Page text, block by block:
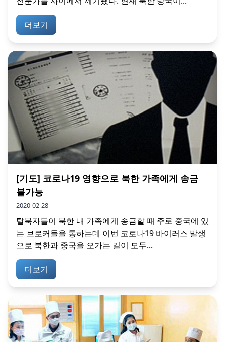
더보기
[기도] 코로나19 영향으로 북한 가족에게 송금
불가능
2020-02-28
탈북자들이 북한 내 가족에게 송금할 때 주로 중국에 있
는 브로커들을 통하는데 이번 코로나19 바이러스 발생
으로 북한과 중국을 오가는 길이 모두...
더보기